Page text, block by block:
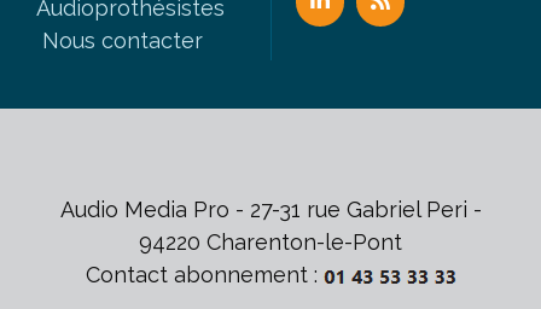
Audioprothésistes
Nous contacter
Audio Media Pro - 27-31 rue Gabriel Peri -
94220 Charenton-le-Pont
Contact abonnement :